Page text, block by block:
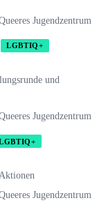
Jugendzentrum
LGBTIQ+
und
Jugendzentrum
Jugendzentrum